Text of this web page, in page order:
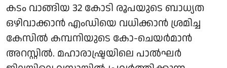
കടം വാങ്ങിയ 32 കോടി രൂപയുടെ ബാധ്യത
ഒഴിവാക്കാൻ എംഡിയെ വധിക്കാൻ ശ്രമിച്ച
കേസിൽ കമ്പനിയുടെ കോ-ചെയർമാൻ
അറസ്റ്റിൽ. മഹാരാഷ്ട്രയിലെ പാൽഘർ